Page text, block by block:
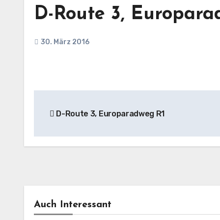
D-Route 3,
30. März 2016
D-Route 3, Europaradweg R1
Auch Interessant